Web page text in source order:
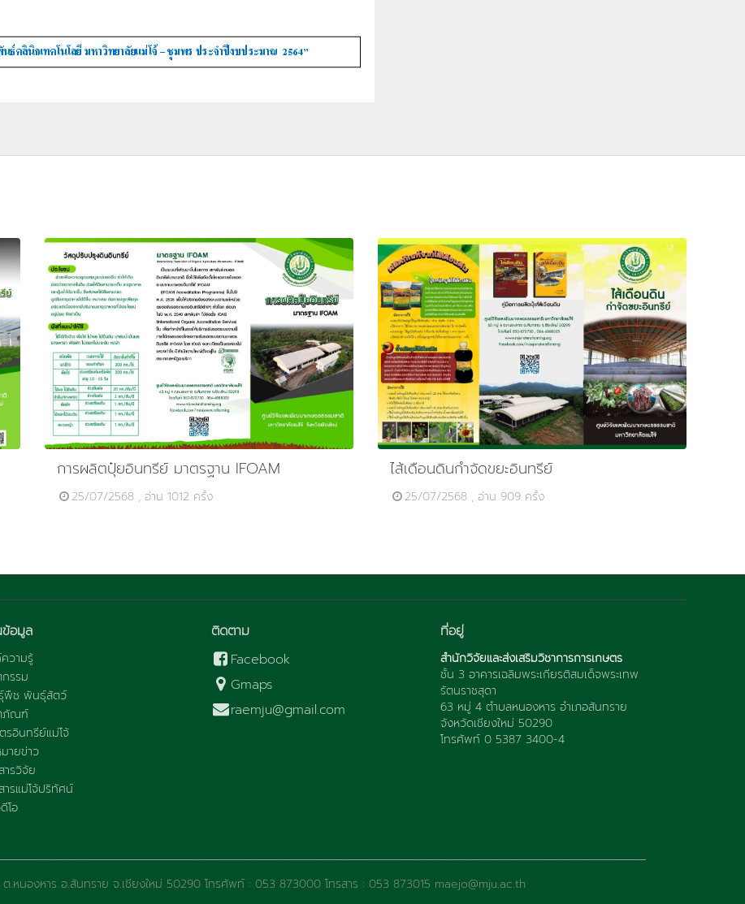
การผลิตปุ๋ยอินทรีย์ มาตรฐาน IFOAM
25/07/2568 , อ่าน 1012 ครั้ง
ไส้เดือนดินกำจัดขยะอินทรีย์
25/07/2568 , อ่าน 909 ครั้ง
อมูล
วามรู้
รรม
พืช พันธุ์สัตว์
ภัณฑ์
รอินทรีย์แม่โจ้
ายข่าว
ารวิจัย
ารแม่โจ้ปริทัศน์
โอ
ติดตาม
Facebook
Gmaps
raemju@gmail.com
ที่อยู่
สำนักวิจัยและส่งเสริมวิชาการการเกษตร
ชั้น 3 อาคารเฉลิมพระเกียรติสมเด็จพระเทพ
รัตนราชสุดา
63 หมู่ 4 ตำบลหนองหาร อำเภอสันทราย
จังหวัดเชียงใหม่ 50290
โทรศัพท์ 0 5387 3400-4
.หนองหาร อ.สันทราย จ.เชียงใหม่ 50290 โทรศัพท์ : 053 873000 โทรสาร : 053 873015 maejo@mju.ac.th